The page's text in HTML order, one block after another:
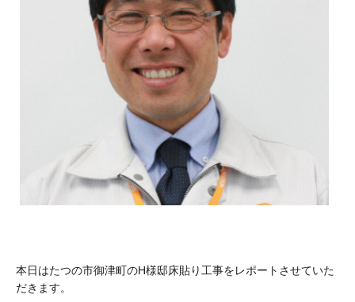
本日はたつの市御津町のH様邸床貼り工事をレポートさせていた
だきます。